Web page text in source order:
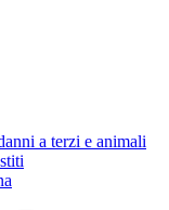
a terzi e animali